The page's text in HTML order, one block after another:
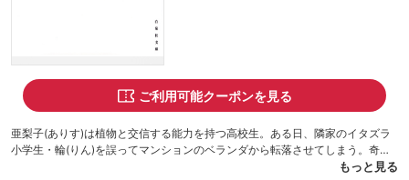
ご利用可能クーポンを見る
亜梨子(ありす)は植物と交信する能力を持つ高校生。ある日、隣家のイタズラ
小学生・輪(りん)を誤ってマンションのベランダから転落させてしまう。奇跡
的に回復した輪は、もう一人の自分に覚醒していた…。一方、亜梨子は前世の
もっと見る